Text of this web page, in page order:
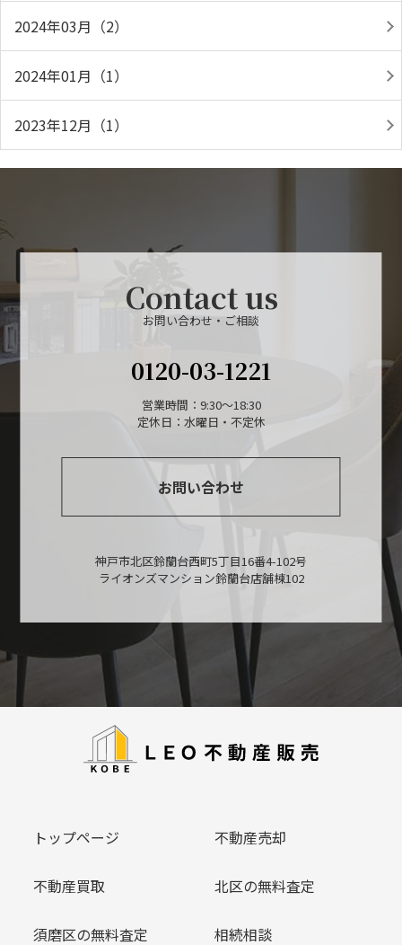
2024年03月（2）
2024年01月（1）
2023年12月（1）
Contact us
お問い合わせ・ご相談
0120-03-1221
営業時間：9:30～18:30
定休日：水曜日・不定休
お問い合わせ
神戸市北区鈴蘭台西町5丁目16番4-102号
ライオンズマンション鈴蘭台店舗棟102
トップページ 不動産売却
不動産買取 北区の無料査定
須磨区の無料査定 相続相談